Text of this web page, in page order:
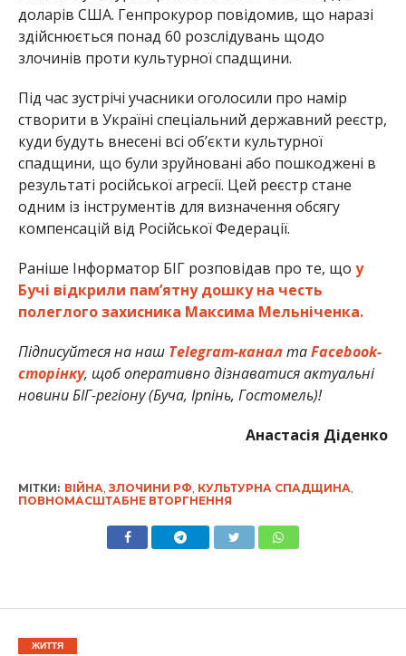
доларів США. Генпрокурор повідомив, що наразі
здійснюється понад 60 розслідувань щодо
злочинів проти культурної спадщини.
Під час зустрічі учасники оголосили про намір
створити в Україні спеціальний державний реєстр,
куди будуть внесені всі об’єкти культурної
спадщини, що були зруйновані або пошкоджені в
результаті російської агресії. Цей реєстр стане
одним із інструментів для визначення обсягу
компенсацій від Російської Федерації.
Раніше Інформатор БІГ розповідав про те, що у
Бучі відкрили пам’ятну дошку на честь
полеглого захисника Максима Мельніченка.
Підписуйтеся на наш Telegram-канал таFacebook-
сторінку, щоб оперативно дізнаватися актуальні
новини БІГ-регіону (Буча, Ірпінь, Гостомель)!
Анастасія Діденко
МІТКИ: ВІЙНА, ЗЛОЧИНИ РФ, КУЛЬТУРНА СПАДЩИНА,
ПОВНОМАСШТАБНЕ ВТОРГНЕННЯ
ЖИТТЯ